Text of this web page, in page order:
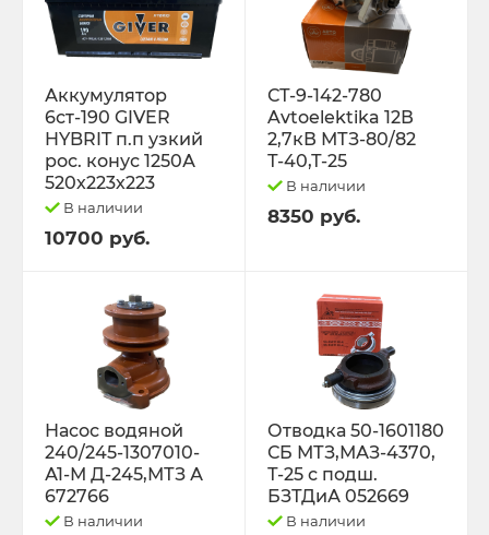
Аккумулятор
6ст-190 GIVER
HYBRIT п.п узкий
рос. конус 1250А
520х223х223
В наличии
10700 руб.
СТ-9-142-780
Avtoelektika 12В
2,7кВ МТЗ-80/82
Т-40,Т-25
В наличии
8350 руб.
Насос водяной
240/245-1307010-
А1-М Д-245,МТЗ А
672766
В наличии
Отводка 50-1601180
СБ МТЗ,МАЗ-4370,
Т-25 с подш.
БЗТДиА 052669
В наличии
Трактор Т-40, ЛТЗ-55/60 (Д-144)
Трактор Т-70С
Трактор ЮМЗ-6
ТУРБОКОМПРЕССОРЫ
ФОРС., ПЛУНЖ. ПАРА ,КЛАП. ПАРА,
ПОМПЫ, НАСОС ПОДКА
ЭЛЕКТРООБОРУДОВАНИЕ
ЭО-3323, ЭО-2621 ПЭА-1 ТО-49,702,
ЕК-12,14, ДЭК-251